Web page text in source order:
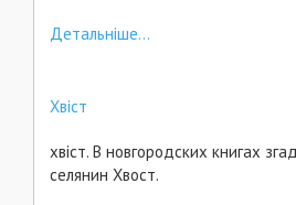
Детальніше...
Хвіст
хвіст. В новгородских книгах
селянин Хвост.